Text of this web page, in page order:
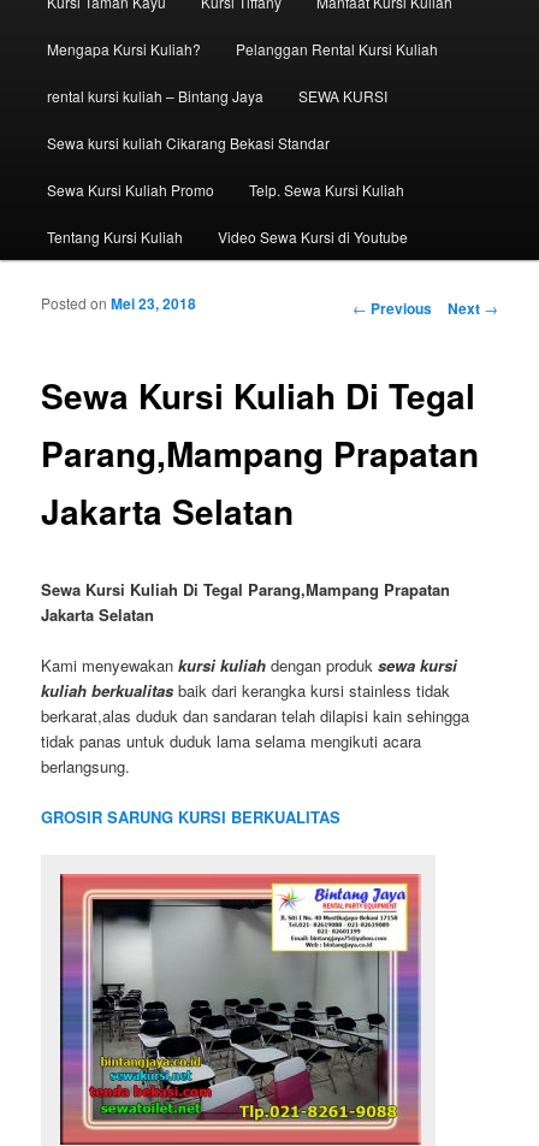
Mengapa Kursi Kuliah? Pelanggan Rental Kursi Kuliah
rental kursi kuliah – Bintang Jaya SEWA KURSI
Sewa kursi kuliah Cikarang Bekasi Standar
Sewa Kursi Kuliah Promo Telp. Sewa Kursi Kuliah
Tentang Kursi Kuliah Video Sewa Kursi di Youtube
Post navigation
← Previous Next →
Sewa Kursi Kuliah Di Tegal
Parang,Mampang Prapatan
Jakarta Selatan
Posted onMei 23, 2018
Sewa Kursi Kuliah Di Tegal Parang,Mampang Prapatan
Jakarta Selatan
Kami menyewakankursi kuliah dengan produksewa kursi
kuliah berkualitas baik dari kerangka kursi stainless tidak
berkarat,alas duduk dan sandaran telah dilapisi kain sehingga
tidak panas untuk duduk lama selama mengikuti acara
berlangsung.
GROSIR SARUNG KURSI BERKUALITAS